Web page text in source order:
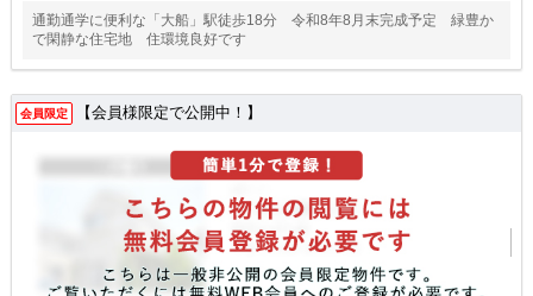
通勤通学に便利な「大船」駅徒歩18分 令和8年8月末完成予定 緑豊か
で閑静な住宅地 住環境良好です
会員限定 【会員様限定で公開中！】